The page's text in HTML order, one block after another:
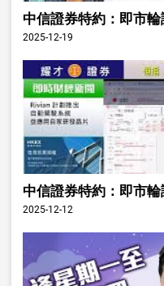
中信證券特約：即市
2025-12-19
中信證券特約：即市
2025-12-12